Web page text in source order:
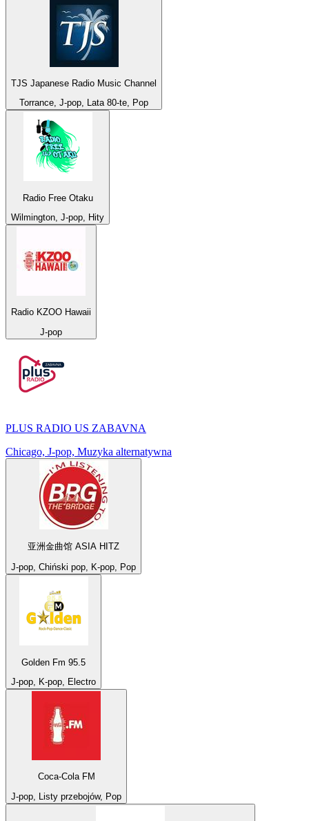
TJS Japanese Radio Music Channel
Torrance, J-pop, Lata 80-te, Pop
Radio Free Otaku
Wilmington, J-pop, Hity
Radio KZOO Hawaii
J-pop
PLUS RADIO US ZABAVNA
Chicago, J-pop, Muzyka alternatywna
亚洲金曲馆 ASIA HITZ
J-pop, Chiński pop, K-pop, Pop
Golden Fm 95.5
J-pop, K-pop, Electro
Coca-Cola FM
J-pop, Listy przebojów, Pop